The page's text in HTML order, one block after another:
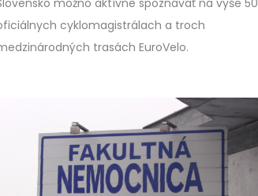
možno aktívne spoznávať na vyše 50
cyklomagistrálach a troch
trasách EuroVelo.